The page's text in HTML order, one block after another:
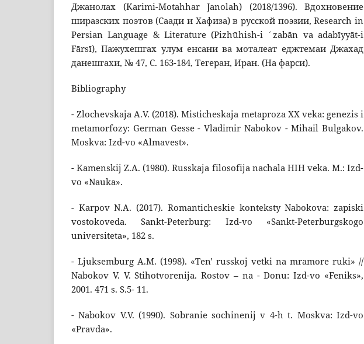
Джанолах (Karimi-Motahhar Janolah) (2018/1396). Вдохновение
ширазских поэтов (Саади и Хафиза) в русской поэзии, Research in
Persian Language & Literature (Pizhūhish-i ´zabān va adabīyyāt-i
Fārsī), Пажухешгах улум енсани ва моталеат еджтемаи Джахад
данешгахи, № 47, C. 163-184, Тегеран, Иран. (На фарси).
Bibliography
- Zlochevskaja A.V. (2018). Misticheskaja metaproza XX veka: genezis i
metamorfozy: German Gesse - Vladimir Nabokov - Mihail Bulgakov.
Moskva: Izd-vo «Almavest».
- Kamenskij Z.A. (1980). Russkaja filosofija nachala HIH veka. M.: Izd-
vo «Nauka».
- Karpov N.A. (2017). Romanticheskie konteksty Nabokova: zapiski
vostokoveda. Sankt-Peterburg: Izd-vo «Sankt-Peterburgskogo
universiteta», 182 s.
- Ljuksemburg A.M. (1998). «Ten' russkoj vetki na mramore ruki» //
Nabokov V. V. Stihotvorenija. Rostov – na - Donu: Izd-vo «Feniks»,
2001. 471 s. S.5- 11.
- Nabokov V.V. (1990). Sobranie sochinenij v 4-h t. Moskva: Izd-vo
«Pravda».